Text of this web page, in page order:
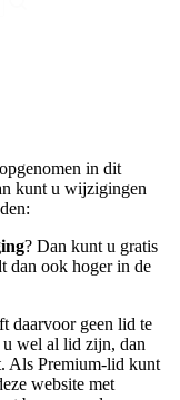
in dit
kunt u wijzigingen
? Dan kunt u gratis
dan ook hoger in de
daarvoor geen lid te
wel al lid zijn, dan
Als Premium-lid kunt
website met